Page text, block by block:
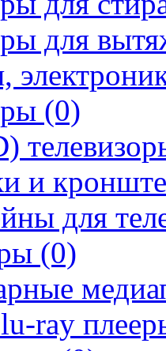
для
(0)
и
для
(0)
ray